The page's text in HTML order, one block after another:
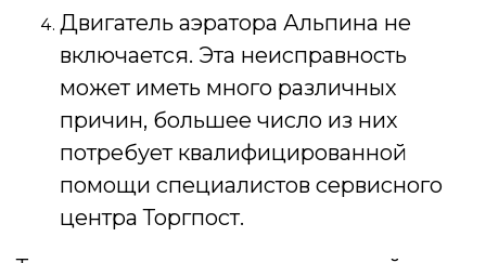
Двигатель аэратора Альпина не
включается. Эта неисправность
может иметь много различных
причин, большее число из них
потребует квалифицированной
помощи специалистов сервисного
центра Торгпост.